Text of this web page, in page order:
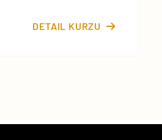
DETAIL KURZU